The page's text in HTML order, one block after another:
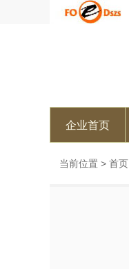
企业首页
当前位置 > 首页